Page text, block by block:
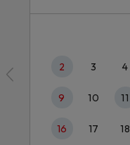
2 3 4
9 10 11
16 17 18